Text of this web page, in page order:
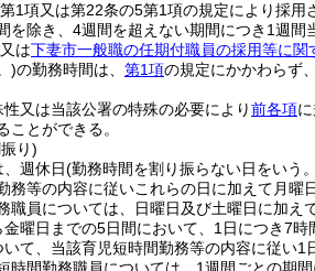
1項又は第22条の5第1項の規定により採用
を除き、4週間を超えない期間につき1週
は下妻市一般職の任期付職員の採用等に関
)の勤務時間は、 第1項の規定にかかわらず
又は当該公署の特殊の必要により前各項
ことができる。
り)
週休日(勤務時間を割り振らない日をいう
務等の内容に従いこれらの日に加えて月
職員については、日曜日及び土曜日に加え
曜日までの5日間において、1日につき7時
て、当該育児短時間勤務等の内容に従い